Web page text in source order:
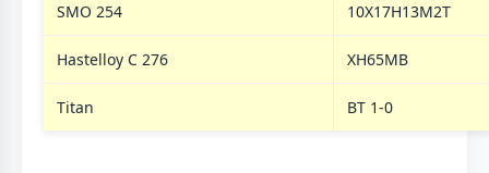
SMO 254 10Х17Н13М2Т
Hastelloy C 276 ХН65МВ
Titan ВТ 1-0